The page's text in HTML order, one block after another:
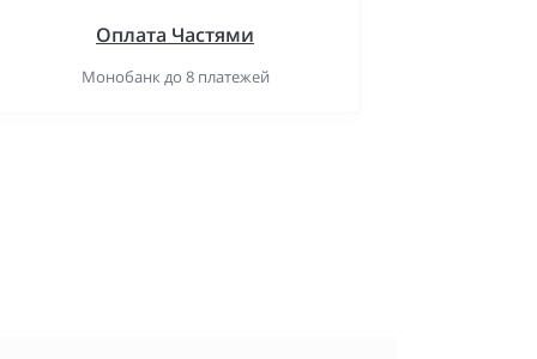
Оплата Частями
Монобанк до 8 платежей